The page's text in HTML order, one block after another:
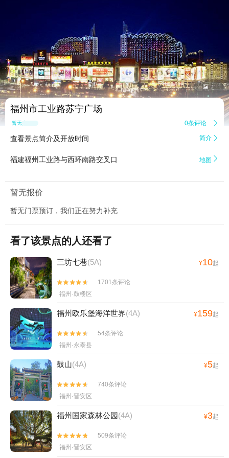
 1
福州市工业路苏宁广场
暂无点评 0条评论 
查看景点简介及开放时间 简介 
福建福州工业路与西环南路交叉口 地图 
暂无报价
暂无门票预订，我们正在努力补充
看了该景点的人还看了
三坊七巷(5A) ¥10起


1701条评论
福州·鼓楼区
福州欧乐堡海洋世界(4A) ¥159起


54条评论
福州·永泰县
鼓山(4A) ¥5起


740条评论
福州·晋安区
福州国家森林公园(4A) ¥3起


509条评论
福州·晋安区